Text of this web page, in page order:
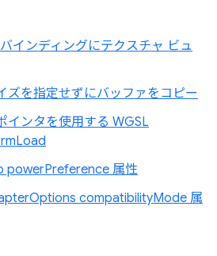
インディングにテクスチャ ビュ
ズを指定せずにバッファをコピー
インタを使用する WGSL
powerPreference 属性
compatibilityMode 属